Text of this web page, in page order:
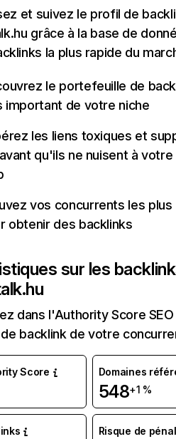
et suivez le profil de
grâce à la base de
la plus rapide du
le portefeuille de
important de votre niche
les liens toxiques et
qu'ils ne nuisent à
vos concurrents les
obtenir des backlinks
sur les
dans l'Authority Score
backlink de votre
Score Domaines
548+1 %
Risque de